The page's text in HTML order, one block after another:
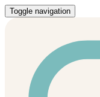
Toggle navigation